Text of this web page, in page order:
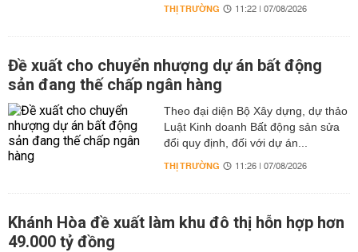
THỊ TRƯỜNG 11:22 | 07/08/2026
Đề xuất cho chuyển nhượng dự án bất động
sản đang thế chấp ngân hàng
Theo đại diện Bộ Xây dựng, dự thảo
Luật Kinh doanh Bất động sản sửa
đổi quy định, đối với dự án...
THỊ TRƯỜNG 11:26 | 07/08/2026
Khánh Hòa đề xuất làm khu đô thị hỗn hợp hơn
49.000 tỷ đồng